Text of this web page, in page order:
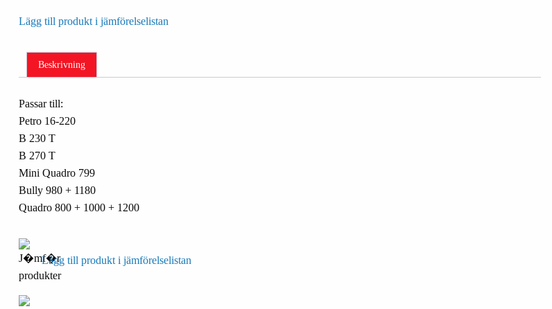
Lägg till produkt i jämförelselistan
Beskrivning
Passar till:
Petro 16-220
B 230 T
B 270 T
Mini Quadro 799
Bully 980 + 1180
Quadro 800 + 1000 + 1200
Lägg till produkt i jämförelselistan